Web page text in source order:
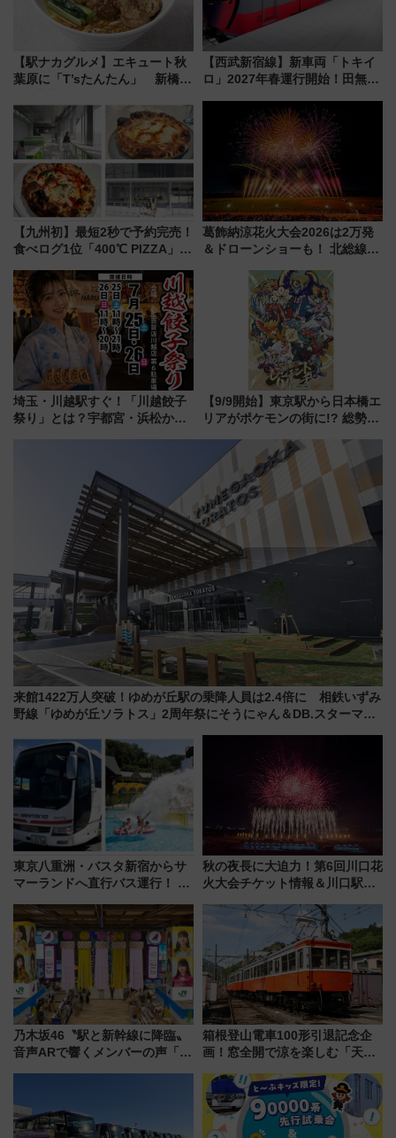
【駅ナカグルメ】エキュート秋
葉原に「T’sたんたん」 新橋に
饅」、オムライス専門店「肉と
たまご」新グルメ続々登場！
【2026年8月】
【西武新宿線】新車両「トキイ
ロ」2027年春運行開始！田無・
【九州初】最短2秒で予約完売！
食べログ1位「400℃ PIZZA」が
プン。もつ鍋風など限定メニュ
ーも
葛飾納涼花火大会2026は2万発
＆ドローンショーも！ 北総線を
車、観覧スポット情報と周辺観
光まとめ（7/28開催）
埼玉・川越駅すぐ！「川越餃子
祭り」とは？宇都宮・浜松から
【9/9開始】東京駅から日本橋エ
リアがポケモンの街に!? 総勢
リサーチ」本格謎解き・グッズ
情報まとめ
来館1422万人突破！ゆめが丘駅の乗降人員は2.4倍に 相鉄いずみ
野線「ゆめが丘ソラトス」2周年祭にそうにゃん＆DB.スターマン
東京八重洲・バスタ新宿からサ
マーランドへ直行バス運行！ お
推し活を楽しもう！（2026年
8/1～31）
秋の夜長に大迫力！第6回川口花
火大会チケット情報＆川口駅か
乃木坂46〝駅と新幹線に降臨〟
音声ARで響くメンバーの声「真
箱根登山電車100形引退記念企
画！窓全開で涼を楽しむ「天然
発売